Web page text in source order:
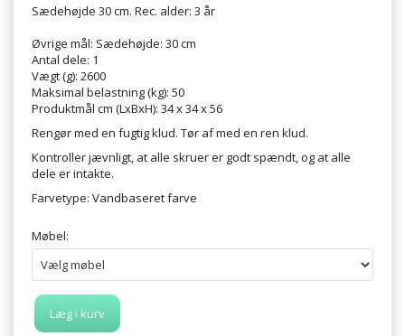
Sædehøjde 30 cm. Rec. alder: 3 år
Øvrige mål: Sædehøjde: 30 cm
Antal dele: 1
Vægt (g): 2600
Maksimal belastning (kg): 50
Produktmål cm (LxBxH): 34 x 34 x 56
Rengør med en fugtig klud. Tør af med en ren klud.
Kontroller jævnligt, at alle skruer er godt spændt, og at alle
dele er intakte.
Farvetype: Vandbaseret farve
Møbel:
Læg i kurv